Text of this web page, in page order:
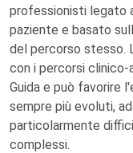
professionisti legato
paziente e basato
del percorso stesso.
con i percorsi
Guida e può favorire
sempre più evoluti,
particolarmente
complessi.